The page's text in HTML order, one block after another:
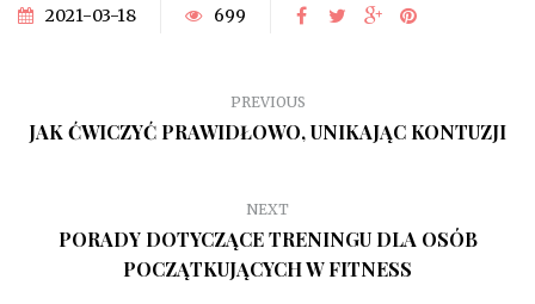
2021-03-18 699
PREVIOUS
JAK ĆWICZYĆ PRAWIDŁOWO, UNIKAJĄC KONTUZJI
NEXT
PORADY DOTYCZĄCE TRENINGU DLA OSÓB
POCZĄTKUJĄCYCH W FITNESS